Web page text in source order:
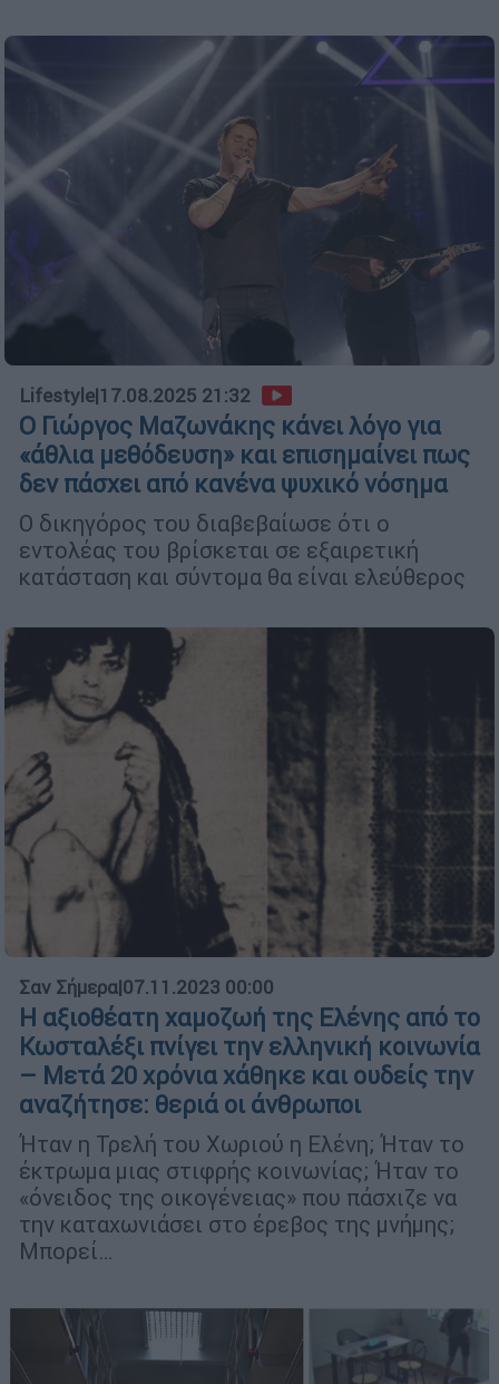
Lifestyle|17.08.2025 21:32
Ο Γιώργος Μαζωνάκης κάνει λόγο για
«άθλια μεθόδευση» και επισημαίνει πως
δεν πάσχει από κανένα ψυχικό νόσημα
Ο δικηγόρος του διαβεβαίωσε ότι ο
εντολέας του βρίσκεται σε εξαιρετική
κατάσταση και σύντομα θα είναι ελεύθερος
Σαν Σήμερα|07.11.2023 00:00
Η αξιοθέατη χαμοζωή της Ελένης από το
Κωσταλέξι πνίγει την ελληνική κοινωνία
– Μετά 20 χρόνια χάθηκε και ουδείς την
αναζήτησε: θεριά οι άνθρωποι
Ήταν η Τρελή του Χωριού η Ελένη; Ήταν το
έκτρωμα μιας στιφρής κοινωνίας; Ήταν το
«όνειδος της οικογένειας» που πάσχιζε να
την καταχωνιάσει στο έρεβος της μνήμης;
Μπορεί…